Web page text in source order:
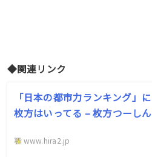
◆関連リンク
「日本の都市力ランキング」に
枚方はいってる – 枚方つーしん
www.hira2.jp